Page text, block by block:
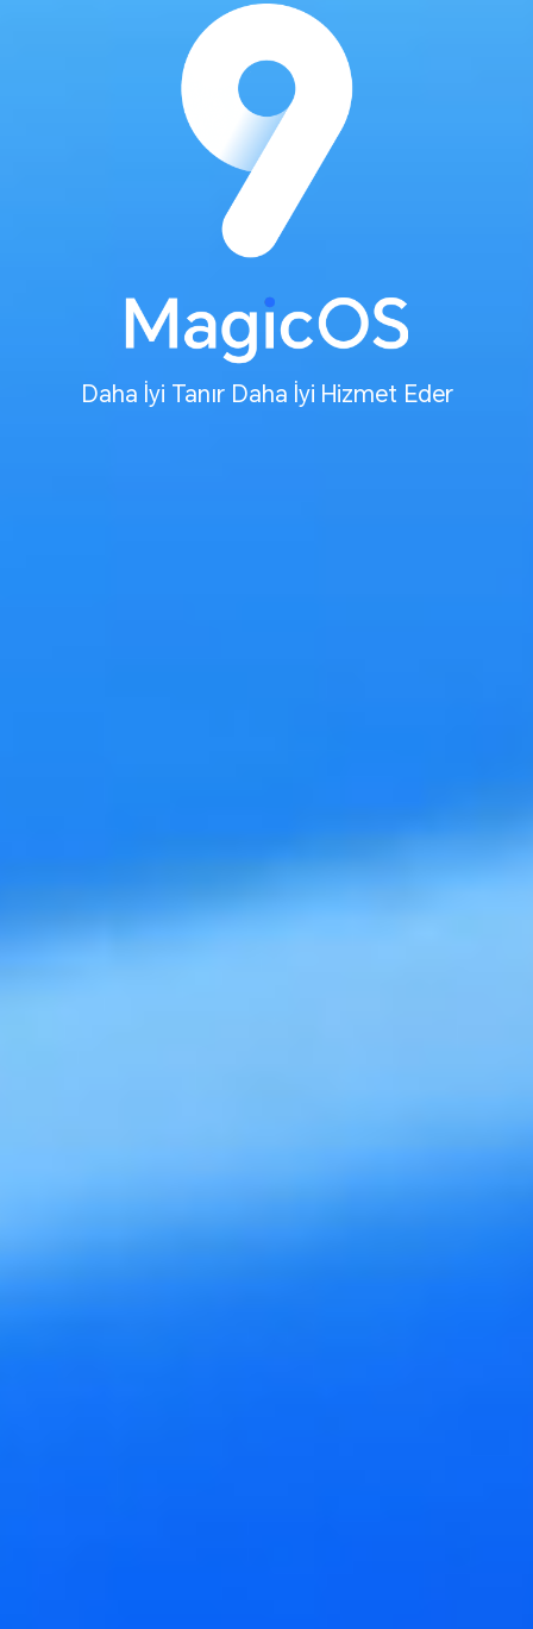
Daha İyi Tanır Daha İyi Hizmet Eder